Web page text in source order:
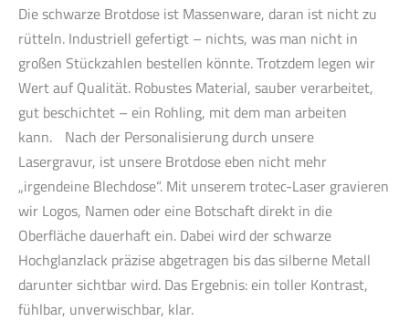
Die schwarze Brotdose ist Massenware, daran ist nicht zu
rütteln. Industriell gefertigt – nichts, was man nicht in
großen Stückzahlen bestellen könnte. Trotzdem legen wir
Wert auf Qualität. Robustes Material, sauber verarbeitet,
gut beschichtet – ein Rohling, mit dem man arbeiten
kann. Nach der Personalisierung durch unsere
Lasergravur, ist unsere Brotdose eben nicht mehr
„irgendeine Blechdose“. Mit unserem trotec-Laser gravieren
wir Logos, Namen oder eine Botschaft direkt in die
Oberfläche dauerhaft ein. Dabei wird der schwarze
Hochglanzlack präzise abgetragen bis das silberne Metall
darunter sichtbar wird. Das Ergebnis: ein toller Kontrast,
fühlbar, unverwischbar, klar.